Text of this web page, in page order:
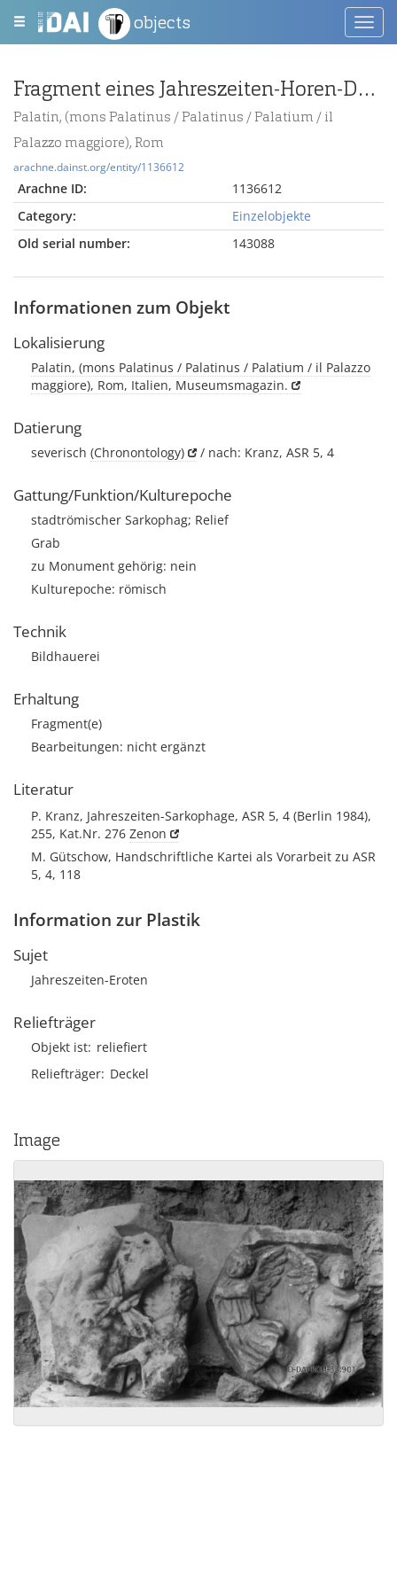
objects
Fragment eines Jahreszeiten-Horen-Deckels
Palatin, (mons Palatinus / Palatinus / Palatium / il
Palazzo maggiore), Rom
arachne.dainst.org/entity/1136612
Arachne ID:
1136612
Category:
Einzelobjekte
Old serial number:
143088
Informationen zum Objekt
Lokalisierung
Palatin, (mons Palatinus / Palatinus / Palatium / il Palazzo
maggiore), Rom, Italien, Museumsmagazin.
Datierung
severisch (Chronontology) / nach: Kranz, ASR 5, 4
Gattung/Funktion/Kulturepoche
stadtrömischer Sarkophag; Relief
Grab
zu Monument gehörig: nein
Kulturepoche: römisch
Technik
Bildhauerei
Erhaltung
Fragment(e)
Bearbeitungen: nicht ergänzt
Literatur
P. Kranz, Jahreszeiten-Sarkophage, ASR 5, 4 (Berlin 1984),
255, Kat.Nr. 276 Zenon
M. Gütschow, Handschriftliche Kartei als Vorarbeit zu ASR
5, 4, 118
Information zur Plastik
Sujet
Jahreszeiten-Eroten
Reliefträger
Objekt ist reliefiert
Reliefträger Deckel
Image